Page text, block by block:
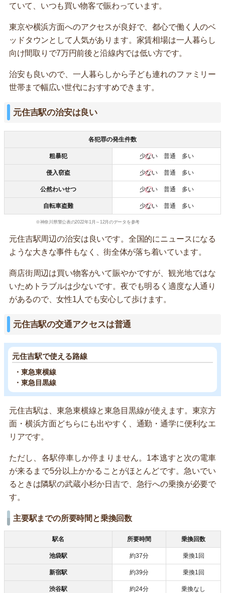
ていて、いつも買い物客で賑わっています。
東京や横浜方面へのアクセスが良好で、都心で働く人のベ
ッドタウンとして人気があります。家賃相場は一人暮らし
向け間取りで7万円前後と沿線内では低い方です。
治安も良いので、一人暮らしから子ども連れのファミリー
世帯まで幅広い世代におすすめできます。
元住吉駅の治安は良い
各犯罪の発生件数
粗暴犯 少ない普通 多い
侵入窃盗 少ない普通 多い
公然わいせつ 少ない普通 多い
自転車盗難 少ない普通 多い
※神奈川県警公表の2022年1月～12月のデータを参考
元住吉駅周辺の治安は良いです。全国的にニュースになる
ような大きな事件もなく、街全体が落ち着いています。
商店街周辺は買い物客がいて賑やかですが、観光地ではな
いためトラブルは少ないです。夜でも明るく適度な人通り
があるので、女性1人でも安心して歩けます。
元住吉駅の交通アクセスは普通
元住吉駅で使える路線
・東急東横線
・東急目黒線
元住吉駅は、東急東横線と東急目黒線が使えます。東京方
面・横浜方面どちらにも出やすく、通勤・通学に便利なエ
リアです。
ただし、各駅停車しか停まりません。1本逃すと次の電車
が来るまで5分以上かかることがほとんどです。急いでい
るときは隣駅の武蔵小杉か日吉で、急行への乗換が必要で
す。
主要駅までの所要時間と乗換回数
駅名 所要時間 乗換回数
池袋駅 約37分 乗換1回
新宿駅 約39分 乗換1回
渋谷駅 約24分 乗換なし